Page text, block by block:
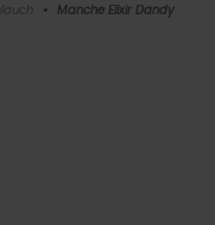
• Manche Elixir Dandy